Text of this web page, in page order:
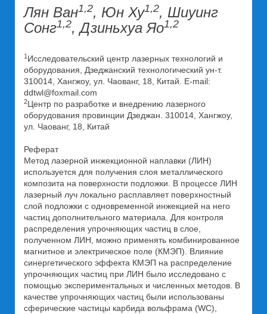
Лян Ван1,2, Юн Ху1,2, Шиуинг
Сонг1,2, Дзиньхуа Яо1,2
1 Исследовательский центр лазерных технологий и
оборудования, Дзеджанский технологический ун-т.
310014, Хангжоу, ул. Чаованг, 18, Китай. E-mail:
ddtwl@foxmail.com
2Центр по разработке и внедрению лазерного
оборудования провинции Дзеджан. 310014, Хангжоу,
ул. Чаованг, 18, Китай
Реферат
Метод лазерной инжекционной наплавки (ЛИН)
используется для получения слоя металлического
композита на поверхности подложки. В процессе ЛИН
лазерный луч локально расплавляет поверхностный
слой подложки с одновременной инжекцией на него
частиц дополнительного материала. Для контроля
распределения упрочняющих частиц в слое,
полученном ЛИН, можно применять комбинированное
магнитное и электрическое поле (КМЭП). Влияние
синергетического эффекта КМЭП на распределение
упрочняющих частиц при ЛИН было исследовано с
помощью экспериментальных и численных методов. В
качестве упрочняющих частиц были использованы
сферические частицы карбида вольфрама (WC),